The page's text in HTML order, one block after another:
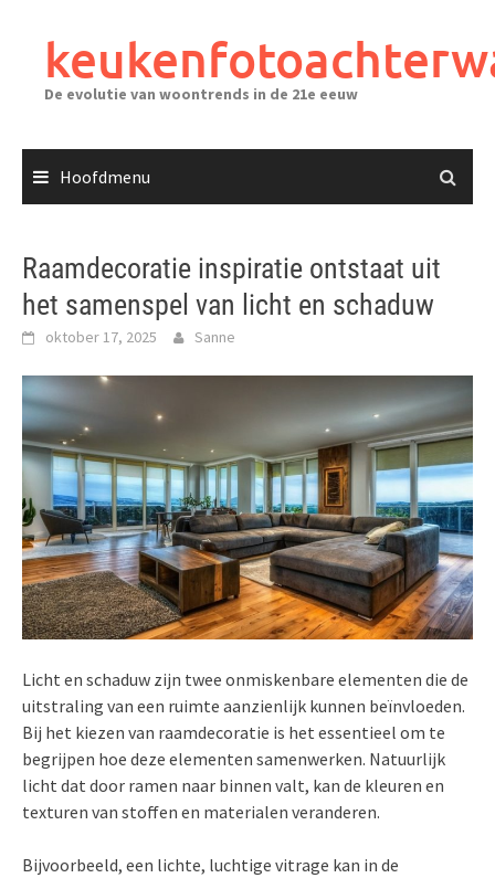
inhoudDe evolutie van woontrends in de 21e eeuw
Hoofdmenu
Raamdecoratie inspiratie ontstaat uit
het samenspel van licht en schaduw
oktober 17, 2025 Sanne
Licht en schaduw zijn twee onmiskenbare elementen die de
uitstraling van een ruimte aanzienlijk kunnen beïnvloeden.
Bij het kiezen van raamdecoratie is het essentieel om te
begrijpen hoe deze elementen samenwerken. Natuurlijk
licht dat door ramen naar binnen valt, kan de kleuren en
texturen van stoffen en materialen veranderen.
Bijvoorbeeld, een lichte, luchtige vitrage kan in de